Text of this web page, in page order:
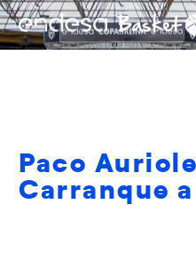
Paco
Carranque